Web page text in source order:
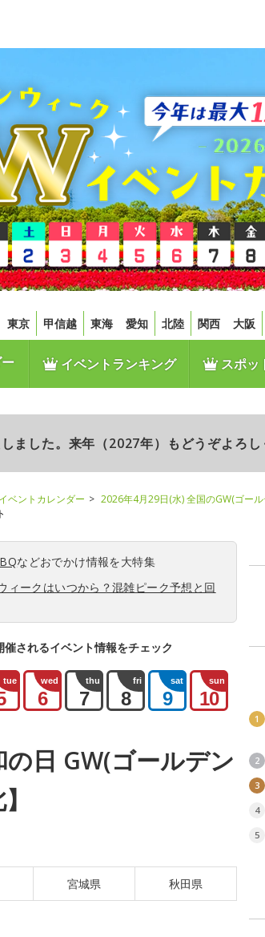
東京 甲信越 東海 愛知 北陸 関西 大阪
イベントランキング スポッ
ました。来年（2027年）もどうぞよろし
ベントカレンダー
2026年4月29日(水) 全国のGW(ゴー
などおでかけ情報を大特集
ィークはいつから？混雑ピーク予想と回
されるイベント情報をチェック
tue wed
6
thu
7
fri
8
sat
9
sun
10
日 GW(ゴールデン
宮城県 秋田県
1
2
3
4
5